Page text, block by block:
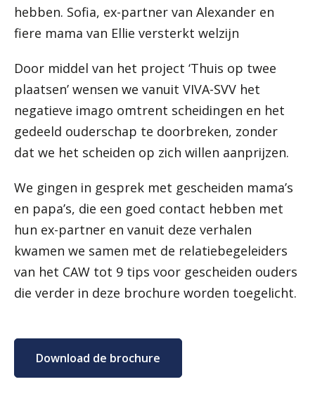
hebben. Sofia, ex-partner van Alexander en
fiere mama van Ellie versterkt welzijn
Door middel van het project ‘Thuis op twee
plaatsen’ wensen we vanuit VIVA-SVV het
negatieve imago omtrent scheidingen en het
gedeeld ouderschap te doorbreken, zonder
dat we het scheiden op zich willen aanprijzen.
We gingen in gesprek met gescheiden mama’s
en papa’s, die een goed contact hebben met
hun ex-partner en vanuit deze verhalen
kwamen we samen met de relatiebegeleiders
van het CAW tot 9 tips voor gescheiden ouders
die verder in deze brochure worden toegelicht.
Download de brochure